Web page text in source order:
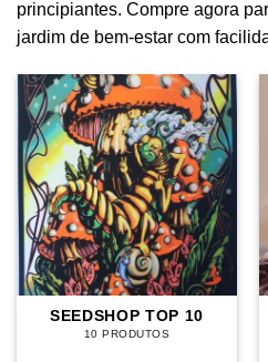
principiantes. Compre agora
jardim de bem-estar com
SEEDSHOP TOP 10
10 PRODUTOS